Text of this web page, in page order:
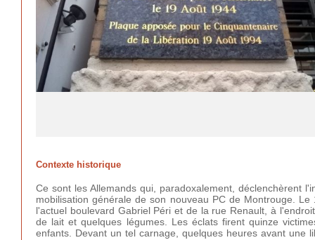
Contexte historique
Ce sont les Allemands qui, paradoxalement, déclenchèrent
mobilisation générale de son nouveau PC de Montrouge.
l'actuel boulevard Gabriel Péri et de la rue Renault, à
de lait et quelques légumes. Les éclats firent quinze
enfants. Devant un tel carnage, quelques heures avant une